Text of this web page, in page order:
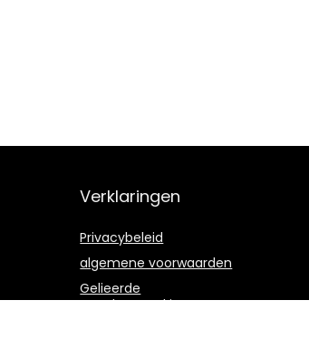
Verklaringen
Privacybeleid
algemene voorwaarden
Gelieerde
openbaarmaking